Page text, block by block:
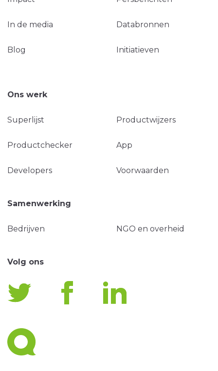
In de media Databronnen
Blog Initiatieven
Ons werk
Superlijst Productwijzers
Productchecker App
Developers Voorwaarden
Samenwerking
Bedrijven NGO en overheid
Volg ons